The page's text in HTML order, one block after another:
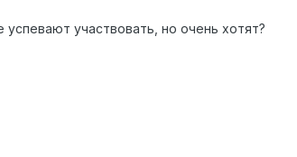
участвовать, но очень хотят?